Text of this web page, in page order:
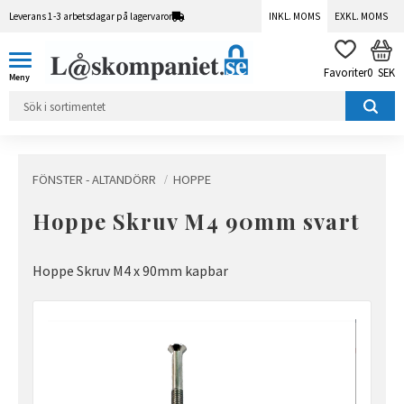
Leverans 1-3 arbetsdagar på lagervaror INKL. MOMS EXKL. MOMS
FAVORITER
0 SEK
FÖNSTER - ALTANDÖRR HOPPE
Hoppe Skruv M4 90mm svart
Hoppe Skruv M4 x 90mm kapbar